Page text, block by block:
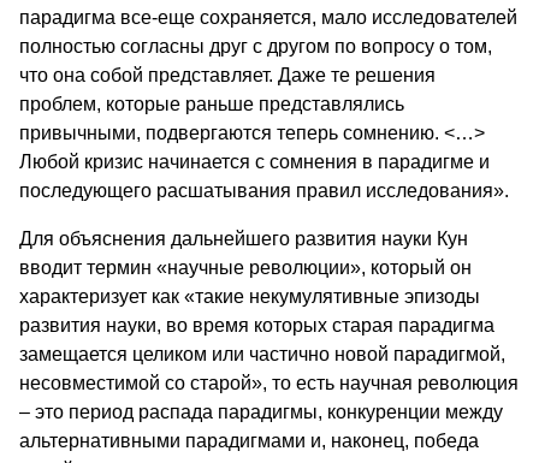
парадигма все-еще сохраняется, мало ис­следователей
полностью согласны друг с другом по вопросу о том,
что она собой представляет. Даже те решения
проблем, которые раньше представля­лись
привычными, подвергаются теперь сомнению. <…>
Любой кризис на­чинается с сомнения в парадигме и
последующего расшатывания правил ис­следования».
Для объяснения дальнейшего развития науки Кун
вводит термин «на­учные революции», который он
характеризует как «такие некумулятивные эпизоды
развития науки, во время которых старая парадигма
замещается це­ликом или частично новой парадигмой,
несовместимой со старой», то есть научная революция
– это период распада парадигмы, конкуренции между
альтернативными парадигмами и, наконец, победа